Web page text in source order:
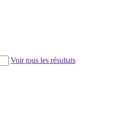
Voir tous les résultats